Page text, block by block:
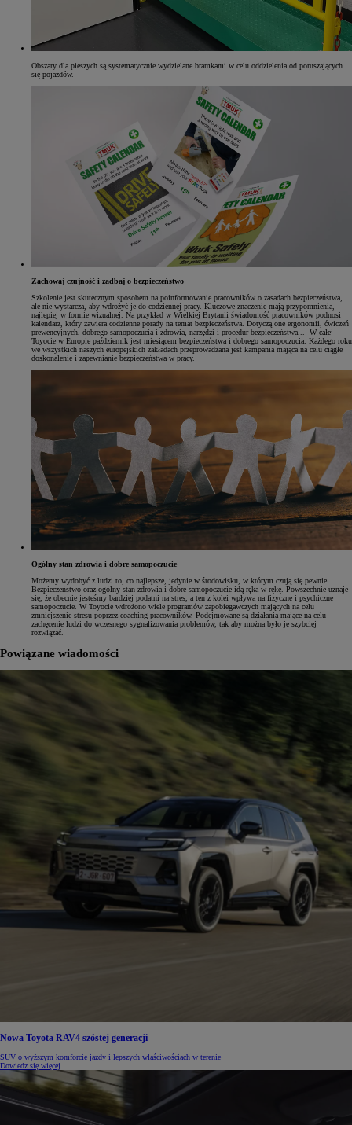
Obszary dla pieszych są systematycznie wydzielane bramkami w celu oddzielenia od poruszających
się pojazdów.
Zachowaj czujność i zadbaj o bezpieczeństwo
Szkolenie jest skutecznym sposobem na poinformowanie pracowników o zasadach bezpieczeństwa,
ale nie wystarcza, aby wdrożyć je do codziennej pracy. Kluczowe znaczenie mają przypomnienia,
najlepiej w formie wizualnej. Na przykład w Wielkiej Brytanii świadomość pracowników podnosi
kalendarz, który zawiera codzienne porady na temat bezpieczeństwa. Dotyczą one ergonomii, ćwiczeń
prewencyjnych, dobrego samopoczucia i zdrowia, narzędzi i procedur bezpieczeństwa... W całej
Toyocie w Europie październik jest miesiącem bezpieczeństwa i dobrego samopoczucia. Każdego roku
we wszystkich naszych europejskich zakładach przeprowadzana jest kampania mająca na celu ciągłe
doskonalenie i zapewnianie bezpieczeństwa w pracy.
Ogólny stan zdrowia i dobre samopoczucie
Możemy wydobyć z ludzi to, co najlepsze, jedynie w środowisku, w którym czują się pewnie.
Bezpieczeństwo oraz ogólny stan zdrowia i dobre samopoczucie idą ręka w rękę. Powszechnie uznaje
się, że obecnie jesteśmy bardziej podatni na stres, a ten z kolei wpływa na fizyczne i psychiczne
samopoczucie. W Toyocie wdrożono wiele programów zapobiegawczych mających na celu
zmniejszenie stresu poprzez coaching pracowników. Podejmowane są działania mające na celu
zachęcenie ludzi do wczesnego sygnalizowania problemów, tak aby można było je szybciej
rozwiązać.
Powiązane wiadomości
Nowa Toyota RAV4 szóstej generacji
SUV o wyższym komforcie jazdy i lepszych właściwościach w terenie
Dowiedz się więcej